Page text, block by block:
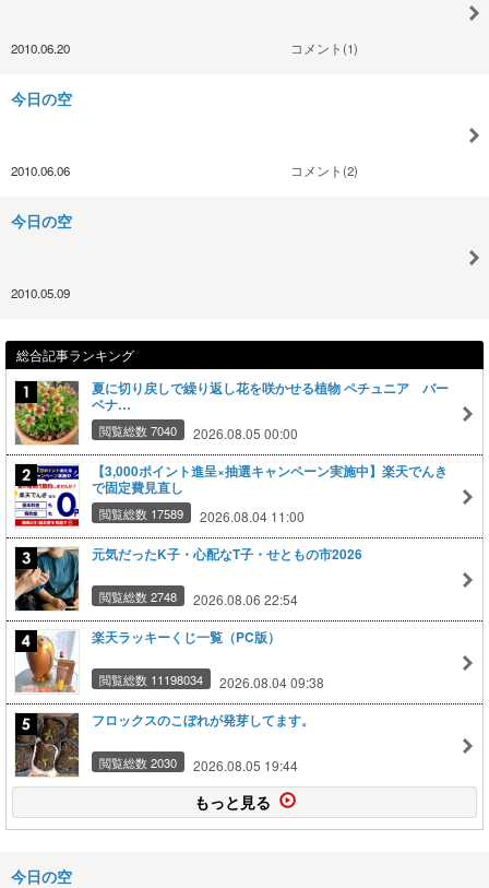
2010.06.20 コメント(1)
今日の空
2010.06.06 コメント(2)
今日の空
2010.05.09
総合記事ランキング
夏に切り戻しで繰り返し花を咲かせる植物 ペチュニア バー
ベナ…
閲覧総数 7040 2026.08.05 00:00
【3,000ポイント進呈×抽選キャンペーン実施中】楽天でんき
で固定費見直し
閲覧総数 17589 2026.08.04 11:00
元気だったK子・心配なT子・せともの市2026
閲覧総数 2748 2026.08.06 22:54
楽天ラッキーくじ一覧（PC版）
閲覧総数 11198034 2026.08.04 09:38
フロックスのこぼれが発芽してます。
閲覧総数 2030 2026.08.05 19:44
もっと見る
今日の空